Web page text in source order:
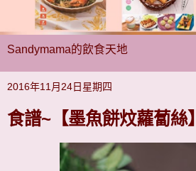
Sandymama的飲食天地
2016年11月24日星期四
食譜~【墨魚餅炆蘿蔔絲】